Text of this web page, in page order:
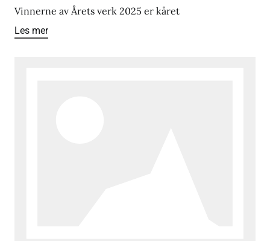
Vinnerne av Årets verk 2025 er kåret
Les mer